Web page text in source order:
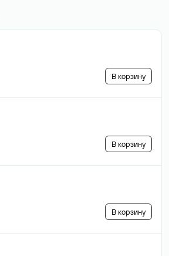
В корзину
В корзину
В корзину